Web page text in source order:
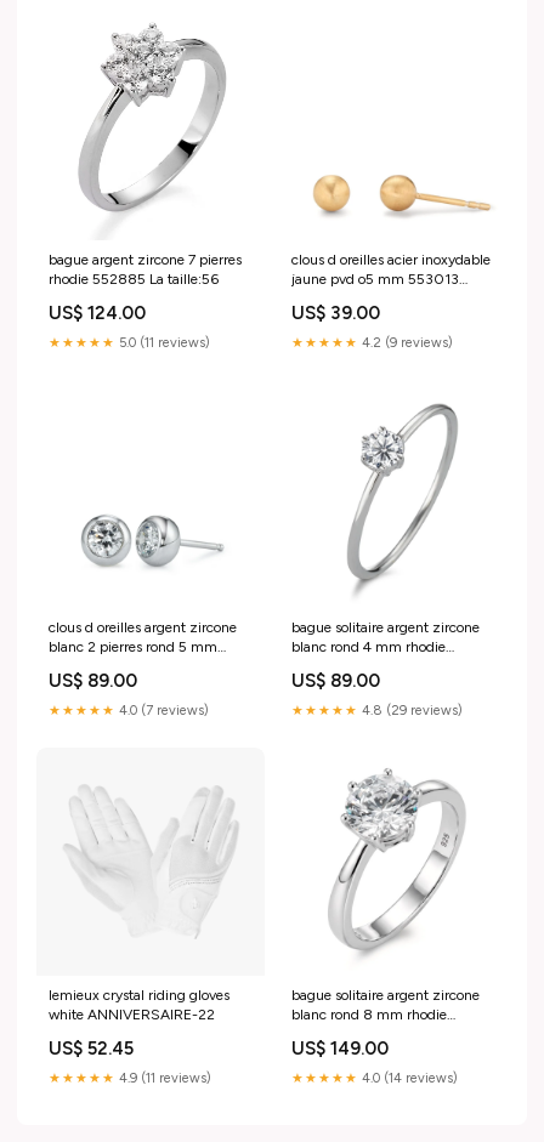
bague argent zircone 7 pierres
rhodie 552885 La taille:56
US$ 124.00
★★★★★ 5.0 (11 reviews)
clous d oreilles acier inoxydable
jaune pvd o5 mm 553013
US$ 39.00
★★★★★ 4.2 (9 reviews)
clous d oreilles argent zircone
blanc 2 pierres rond 5 mm
US$ 89.00
★★★★★ 4.0 (7 reviews)
bague solitaire argent zircone
blanc rond 4 mm rhodie
US$ 89.00
★★★★★ 4.8 (29 reviews)
lemieux crystal riding gloves
white ANNIVERSAIRE-22
US$ 52.45
★★★★★ 4.9 (11 reviews)
bague solitaire argent zircone
blanc rond 8 mm rhodie
US$ 149.00
★★★★★ 4.0 (14 reviews)